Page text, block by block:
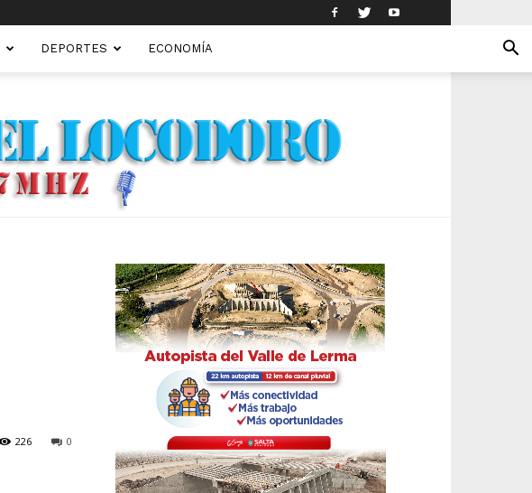
DEPORTES ECONOMÍA
0
226